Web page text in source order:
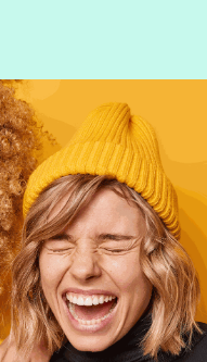
replay.